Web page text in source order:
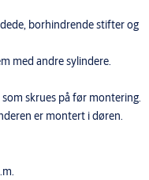
borhindrende stifter og
med andre sylindere.
skrues på før montering.
er montert i døren.